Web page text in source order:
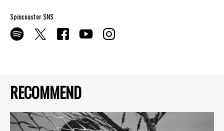
RECOMMEND
Spincoaster SNS